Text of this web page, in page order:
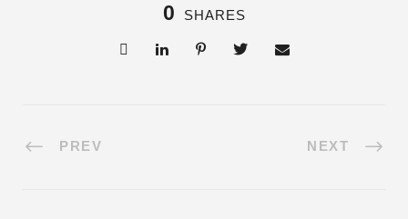
0 SHARES
PREV NEXT